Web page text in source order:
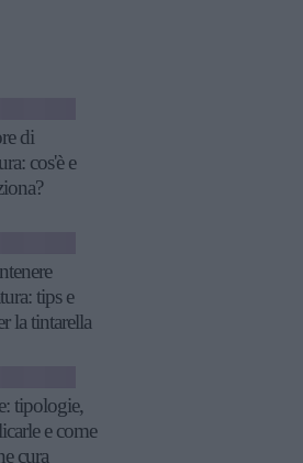
di
cos'è e
tips e
la tintarella
tipologie,
e come
cura